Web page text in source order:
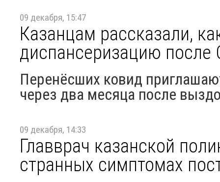
09 декабря, 15:47
Казанцам рассказали,
диспансеризацию после
Перенёсших ковид
через два месяца после
09 декабря, 14:33
Главврач казанской
странных симптомах